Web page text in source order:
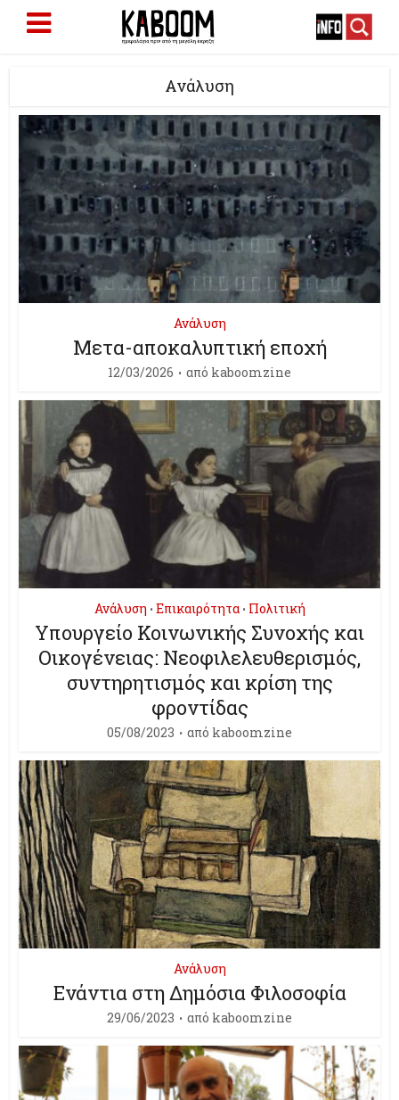
Ανάλυση
Ανάλυση
Μετα-αποκαλυπτική εποχή
12/03/2026 από kaboomzine
Ανάλυση • Επικαιρότητα • Πολιτική
Υπουργείο Κοινωνικής Συνοχής και
Οικογένειας: Νεοφιλελευθερισμός,
συντηρητισμός και κρίση της
φροντίδας
05/08/2023 από kaboomzine
Ανάλυση
Ενάντια στη Δημόσια Φιλοσοφία
29/06/2023 από kaboomzine